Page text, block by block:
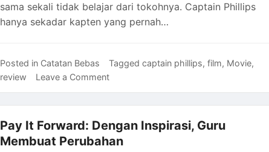
sama sekali tidak belajar dari tokohnya. Captain Phillips
hanya sekadar kapten yang pernah…
Posted in Catatan Bebas Tagged captain phillips, film, Movie,
review
Leave a Commenton
Captain
Phillips,
Sekadar
Kapten
Pay It Forward: Dengan Inspirasi, Guru
Membuat Perubahan